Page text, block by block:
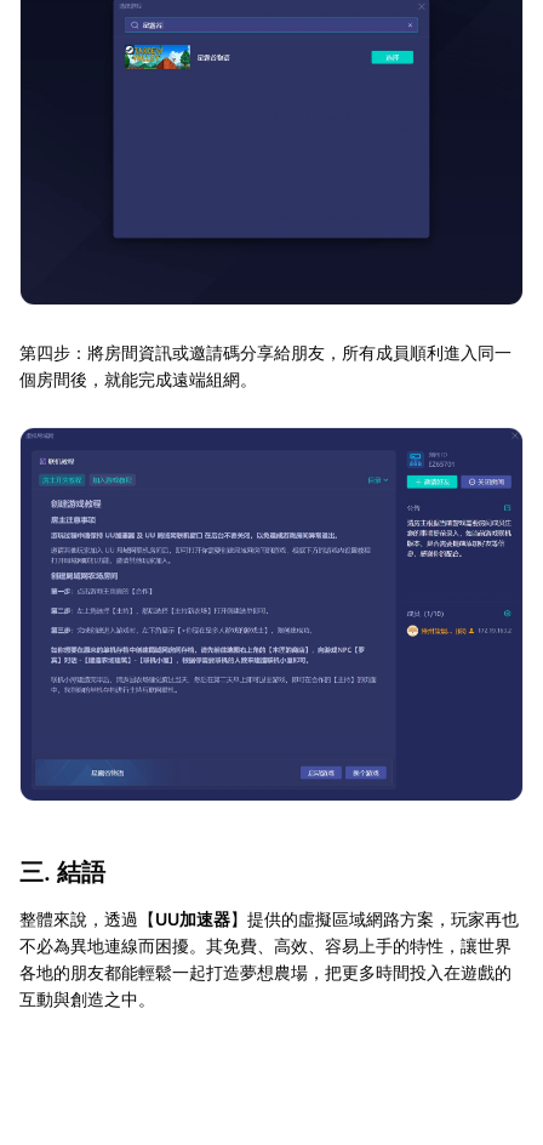
第四步：將房間資訊或邀請碼分享給朋友，所有成員順利進入同一
個房間後，就能完成遠端組網。
三. 結語
整體來說，透過【UU加速器】提供的虛擬區域網路方案，玩家再也
不必為異地連線而困擾。其免費、高效、容易上手的特性，讓世界
各地的朋友都能輕鬆一起打造夢想農場，把更多時間投入在遊戲的
互動與創造之中。